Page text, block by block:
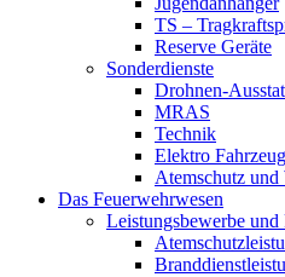
TS –
Reserve Geräte
Sonderdienste
Drohnen-
MRAS
Technik
Elektro
Atemschutz und
Das Feuerwehrwesen
Leistungsbewerbe und